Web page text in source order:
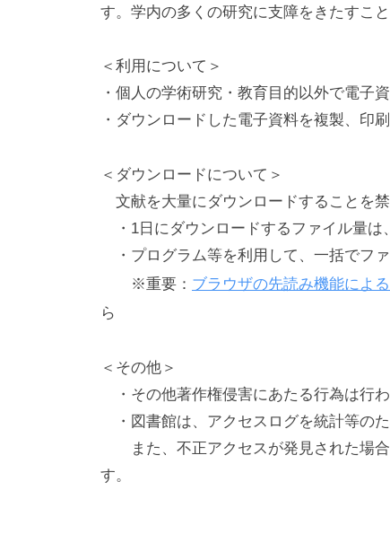
図書館施設
神楽坂
富士見
葛飾
北海道・長万部
利用できる方（利用資格）
学内利用者向け図書館の利用
資料の利用(貸出・返却、機器類の利用)
他大学等の図書館の利用
他キャンパス図書館資料の利用
学外利用者向け図書館の利用
本学卒業生・本学元教職員
す。学内の多くの研究に支障をきたすこ
＜利用について＞
・個人の学術研究・教育目的以外で電子
・ダウンロードした電子資料を複製、印
＜ダウンロードについて＞
文献を大量にダウンロードすることを禁
・1日にダウンロードするファイル量は
・プログラム等を利用して、一括でフ
※重要： ブラウザの先読み機能によ
ら
＜その他＞
・その他著作権侵害にあたる行為は行わ
・図書館は、アクセスログを統計等の
また、不正アクセスが発見された場合
す。